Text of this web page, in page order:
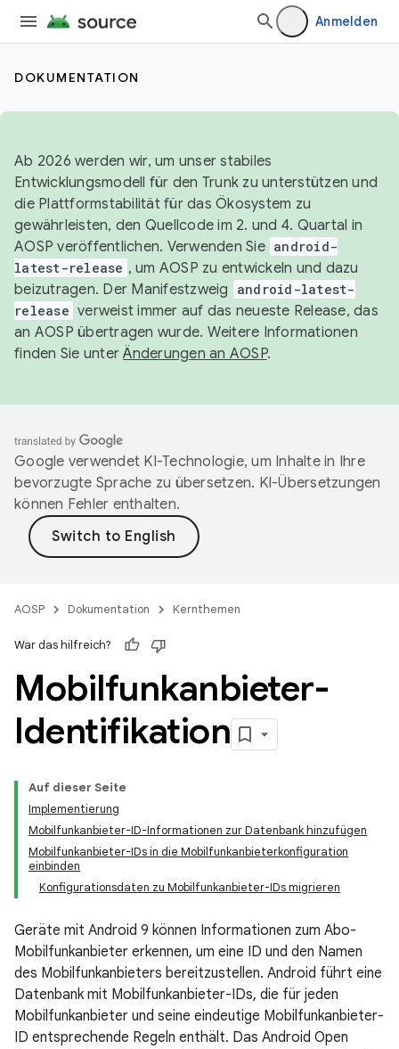
Anmelden
DOKUMENTATION
Ab 2026 werden wir, um unser stabiles
Entwicklungsmodell für den Trunk zu unterstützen und
die Plattformstabilität für das Ökosystem zu
gewährleisten, den Quellcode im 2. und 4. Quartal in
AOSP veröffentlichen. Verwenden Sie android-
latest-release , um AOSP zu entwickeln und dazu
beizutragen. Der Manifestzweig
android-latest-
release verweist immer auf das neueste Release, das
an AOSP übertragen wurde. Weitere Informationen
finden Sie unterÄnderungen an AOSP.
Google verwendet KI-Technologie, um Inhalte in Ihre
bevorzugte Sprache zu übersetzen. KI-Übersetzungen
können Fehler enthalten.
AOSP Dokumentation Kernthemen
War das hilfreich?
Mobilfunkanbieter-
Identifikation
Auf dieser Seite
Implementierung
Mobilfunkanbieter-ID-Informationen zur Datenbank hinzufügen
Mobilfunkanbieter-IDs in die Mobilfunkanbieterkonfiguration
einbinden
Konfigurationsdaten zu Mobilfunkanbieter-IDs migrieren
Geräte mit Android 9 können Informationen zum Abo-
Mobilfunkanbieter erkennen, um eine ID und den Namen
des Mobilfunkanbieters bereitzustellen. Android führt eine
Datenbank mit Mobilfunkanbieter-IDs, die für jeden
Mobilfunkanbieter und seine eindeutige Mobilfunkanbieter-
ID entsprechende Regeln enthält. Das Android Open